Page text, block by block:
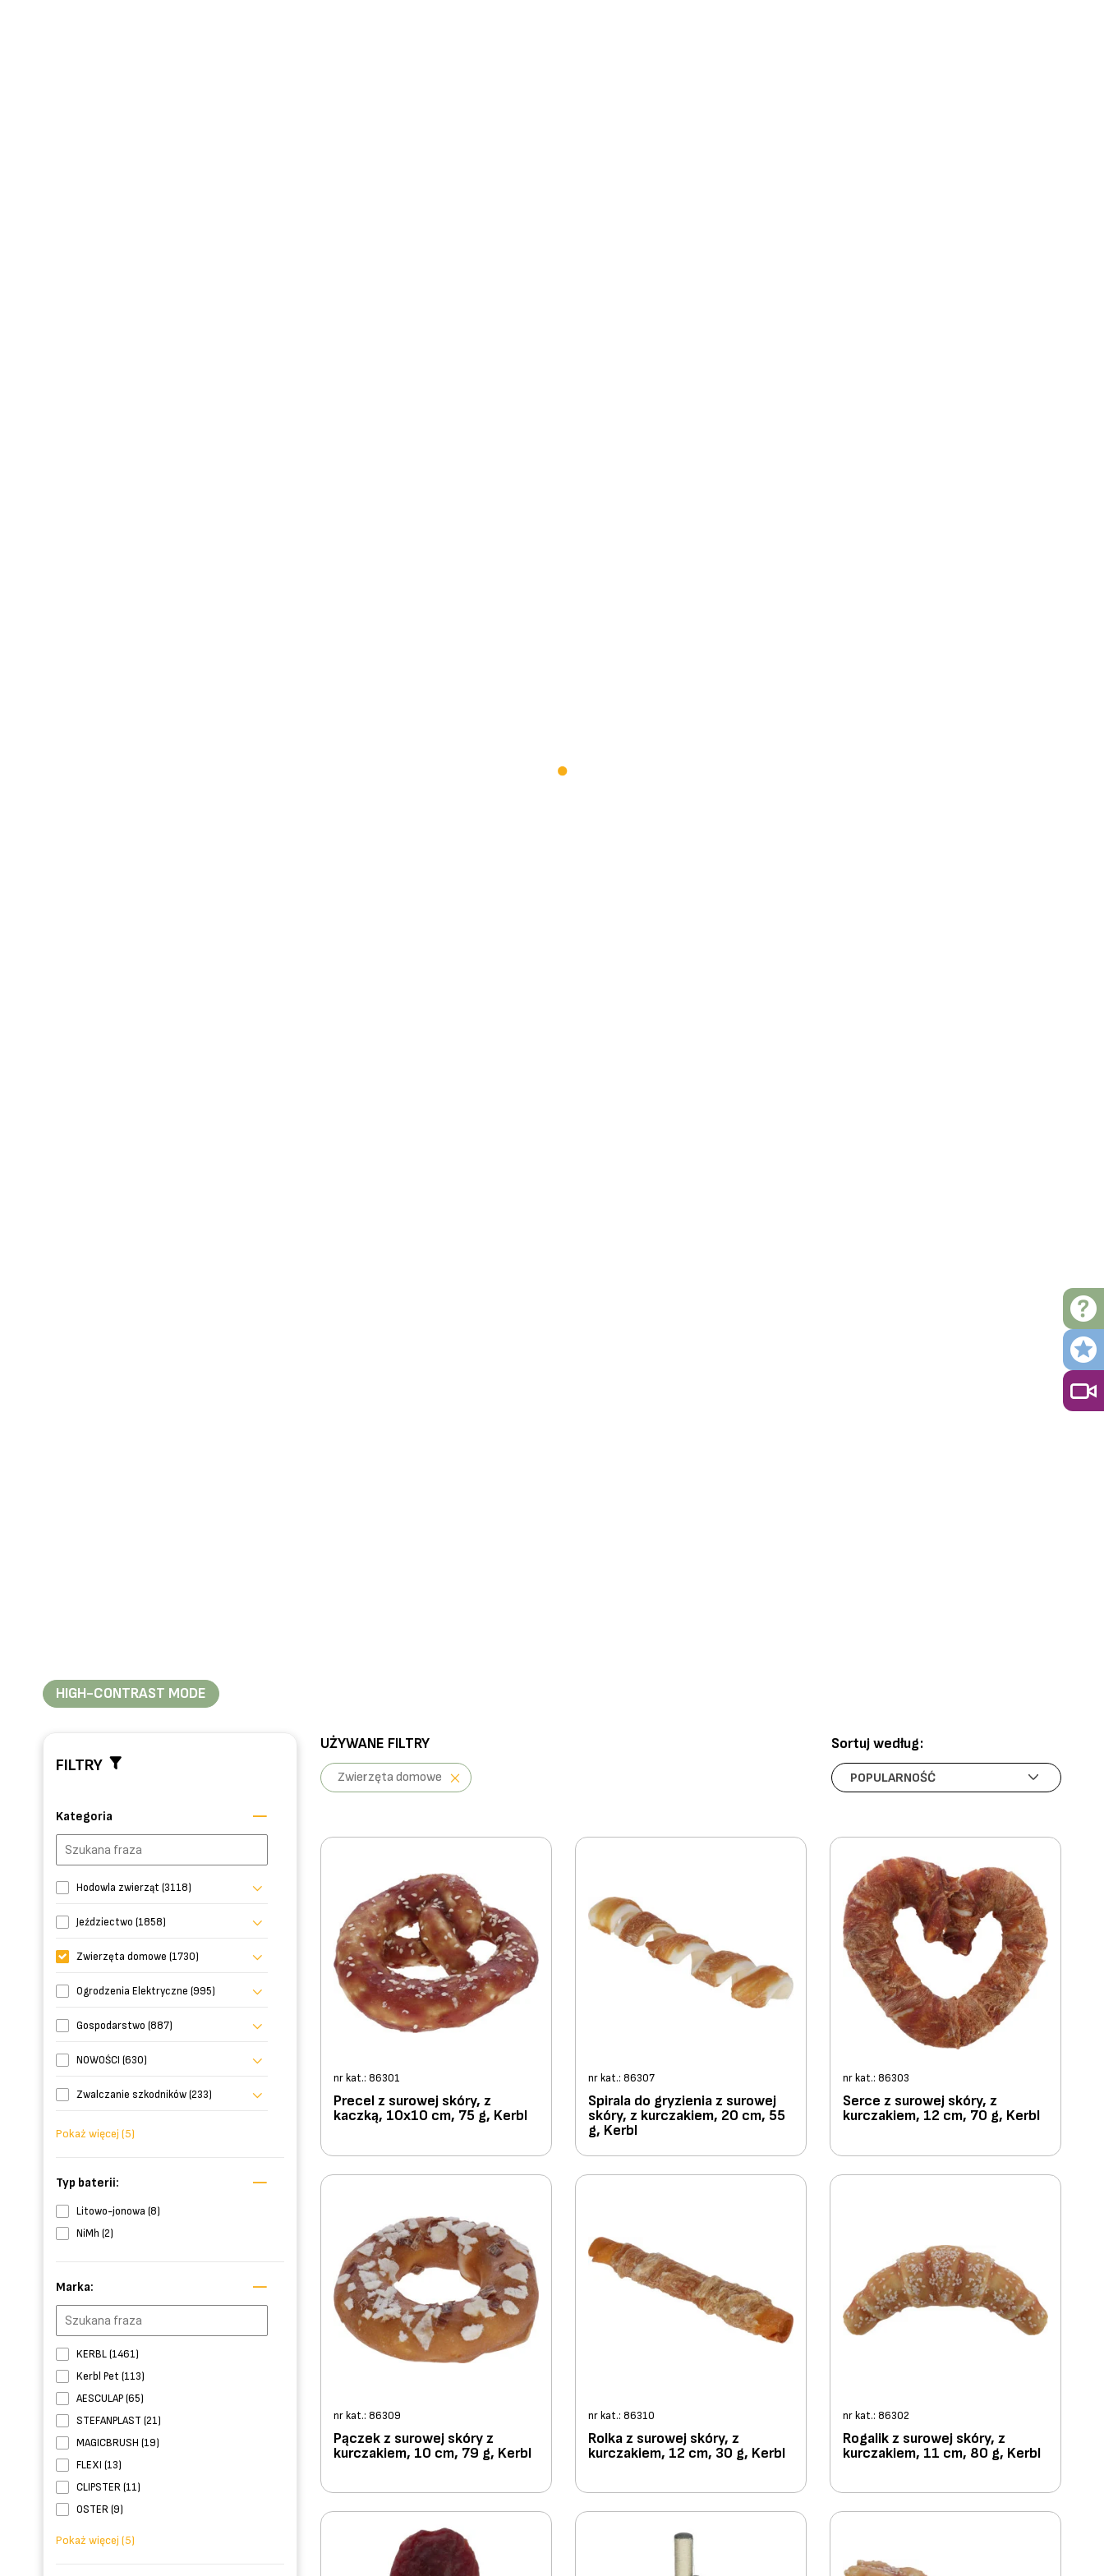
HIGH-CONTRAST MODE
FILTRY
Kategoria
Hodowla zwierząt (3118)
Jeździectwo (1858)
Zwierzęta domowe (1730)
Ogrodzenia Elektryczne (995)
Gospodarstwo (887)
NOWOŚCI (630)
Zwalczanie szkodników (233)
Pokaż więcej (5)
Typ baterii:
Litowo-jonowa (8)
NiMh (2)
Marka:
KERBL (1461)
Kerbl Pet (113)
AESCULAP (65)
STEFANPLAST (21)
MAGICBRUSH (19)
FLEXI (13)
CLIPSTER (11)
OSTER (9)
Pokaż więcej (5)
UŻYWANE FILTRY
Zwierzęta domowe
Sortuj według:
nr kat.: 86301
Precel z surowej skóry, z
kaczką, 10x10 cm, 75 g, Kerbl
nr kat.: 86307
Spirala do gryzienia z surowej
skóry, z kurczakiem, 20 cm, 55
g, Kerbl
nr kat.: 86303
Serce z surowej skóry, z
kurczakiem, 12 cm, 70 g, Kerbl
nr kat.: 86309
Pączek z surowej skóry z
kurczakiem, 10 cm, 79 g, Kerbl
nr kat.: 86310
Rolka z surowej skóry, z
kurczakiem, 12 cm, 30 g, Kerbl
nr kat.: 86302
Rogalik z surowej skóry, z
kurczakiem, 11 cm, 80 g, Kerbl